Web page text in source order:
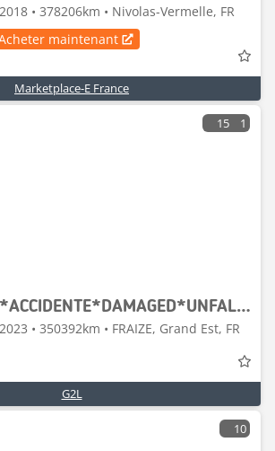
• 378206km • Nivolas-Vermelle, FR
maintenant
Marketplace-E France
15 1
Scania R 500 *ACCIDENTE*DAMAGED*UNFALL*
• 350392km • FRAIZE, Grand Est, FR
G2L
10